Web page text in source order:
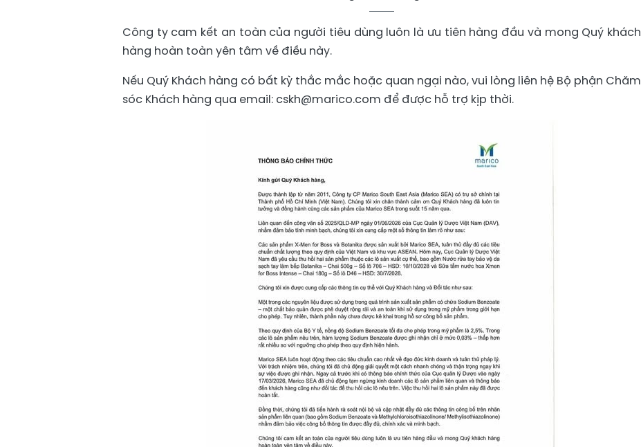
Công ty cam kết an toàn của người tiêu dùng luôn là ưu tiên hàng đầu và mong Quý khách
hàng hoàn toàn yên tâm về điều này.
Nếu Quý Khách hàng có bất kỳ thắc mắc hoặc quan ngại nào, vui lòng liên hệ Bộ phận Chăm
sóc Khách hàng qua email: cskh@marico.com để được hỗ trợ kịp thời.